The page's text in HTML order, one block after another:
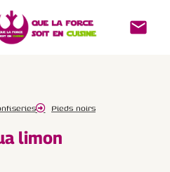
Pieds noirs
limon